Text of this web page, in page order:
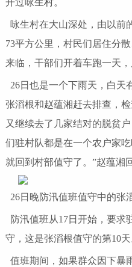
开过咏生村。
咏生村在大山深处，由以前
73平方公里，村民们居住分
来临，干部们开着车跑一天，
26日也是一个下雨天，白天
张滔根和赵蕴湘赶去排查，
又继续去了几家结对的脱贫
们驻村队都是在一个农户家
就回到村部值守了。”赵蕴湘
26日晚防汛值班值守中的张
防汛值班从17日开始，要求
守，这是张滔根值守的第10天
值班期间，如果群众因下暴